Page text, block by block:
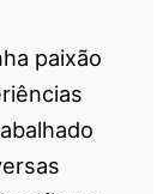
paixão